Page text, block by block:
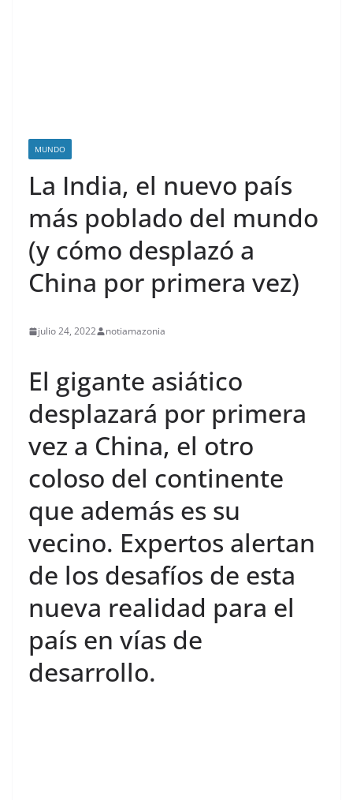
MUNDO
La India, el nuevo país
más poblado del mundo
(y cómo desplazó a
China por primera vez)
julio 24, 2022 notiamazonia
El gigante asiático
desplazará por primera
vez a China, el otro
coloso del continente
que además es su
vecino. Expertos alertan
de los desafíos de esta
nueva realidad para el
país en vías de
desarrollo.